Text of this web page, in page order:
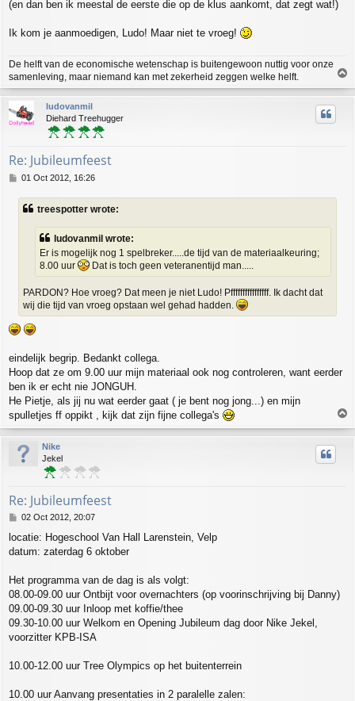
(en dan ben ik meestal de eerste die op de klus aankomt, dat zegt wat!)
Ik kom je aanmoedigen, Ludo! Maar niet te vroeg!
De helft van de economische wetenschap is buitengewoon nuttig voor onze
samenleving, maar niemand kan met zekerheid zeggen welke helft.
o
p
ludovanmil
Diehard Treehugger
Re: Jubileumfeest
P
s
01 Oct 2012, 16:26
treespotter wrote:
ludovanmil wrote:
Er is mogelijk nog 1 spelbreker.....de tijd van de materiaalkeuring;
8.00 uur
Dat is toch geen veteranentijd man.....
PARDON? Hoe vroeg? Dat meen je niet Ludo! Pffffffffffffffff. Ik dacht dat
wij die tijd van vroeg opstaan wel gehad hadden.
eindelijk begrip. Bedankt collega.
Hoop dat ze om 9.00 uur mijn materiaal ook nog controleren, want eerder
ben ik er echt nie JONGUH.
He Pietje, als jij nu wat eerder gaat ( je bent nog jong...) en mijn
spulletjes ff oppikt , kijk dat zijn fijne collega's
p
Nike
Jekel
Re: Jubileumfeest
P
s
t
02 Oct 2012, 20:07
locatie: Hogeschool Van Hall Larenstein, Velp
datum: zaterdag 6 oktober
Het programma van de dag is als volgt:
08.00-09.00 uur Ontbijt voor overnachters (op voorinschrijving bij Danny)
09.00-09.30 uur Inloop met koffie/thee
09.30-10.00 uur Welkom en Opening Jubileum dag door Nike Jekel,
voorzitter KPB-ISA
10.00-12.00 uur Tree Olympics op het buitenterrein
10.00 uur Aanvang presentaties in 2 paralelle zalen: